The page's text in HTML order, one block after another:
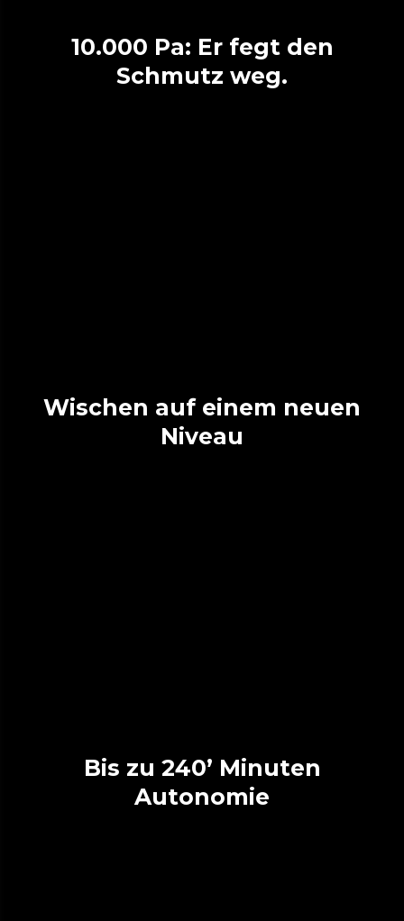
10.000 Pa: Er fegt den
Schmutz weg.
Wischen auf einem neuen
Niveau
Bis zu 240’ Minuten
Autonomie